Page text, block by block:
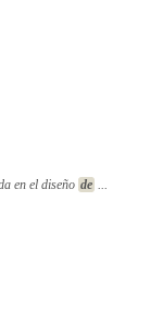
en el diseño de